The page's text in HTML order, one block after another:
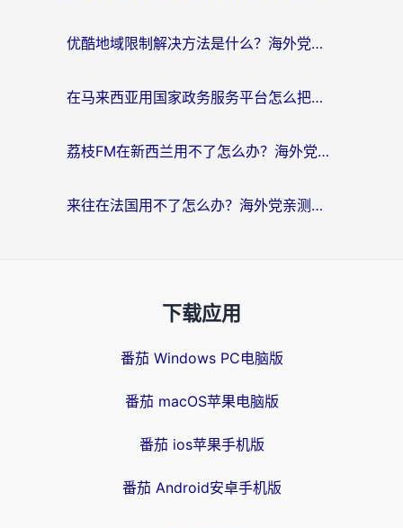
优酷地域限制解决方法是什么？海外党亲测有效的回国加速指南
在马来西亚用国家政务服务平台怎么把定位修改到中国国内？海外党解决数字壁垒的实用指南
荔枝FM在新西兰用不了怎么办？海外党必看的回国加速解决方案
来往在法国用不了怎么办？海外党亲测有效的回国加速指南
下载应用
番茄 Windows PC电脑版
番茄 macOS苹果电脑版
番茄 ios苹果手机版
番茄 Android安卓手机版